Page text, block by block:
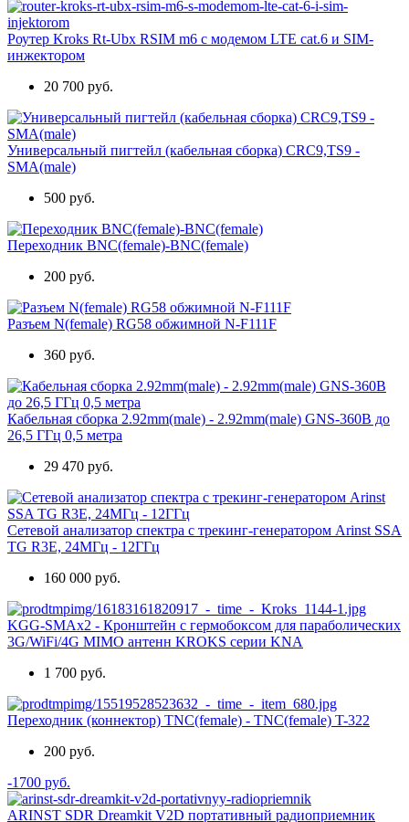
Роутер Kroks Rt-Ubx RSIM m6 с модемом LTE cat.6 и SIM-
инжектором
20 700 руб.
Универсальный пигтейл (кабельная сборка) CRC9,TS9 -
SMA(male)
500 руб.
Переходник BNC(female)-BNC(female)
200 руб.
Разъем N(female) RG58 обжимной N-F111F
360 руб.
Кабельная сборка 2.92mm(male) - 2.92mm(male) GNS-360B до
26,5 ГГц 0,5 метра
29 470 руб.
Сетевой анализатор спектра с трекинг-генератором Arinst SSA
TG R3Е, 24МГц - 12ГГц
160 000 руб.
KGG-SMAx2 - Кронштейн с гермобоксом для параболических
3G/WiFi/4G MIMO антенн KROKS серии KNA
1 700 руб.
Переходник (коннектор) TNC(female) - TNC(female) T-322
200 руб.
-1700 руб.
ARINST SDR Dreamkit V2D портативный радиоприемник